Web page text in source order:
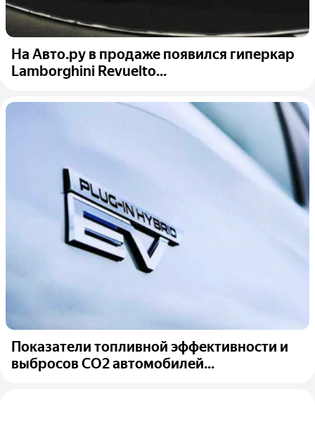
На Авто.ру в продаже появился гиперкар
Lamborghini Revuelto...
Показатели топливной эффективности и
выбросов CO2 автомобилей...